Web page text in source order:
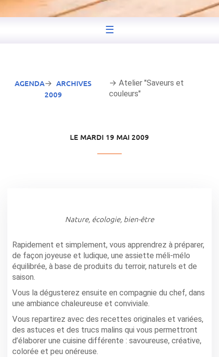
☰
AGENDA→ARCHIVES
2009
→ Atelier "Saveurs et
couleurs"
LE MARDI 19 MAI 2009
Nature, écologie, bien-être
Rapidement et simplement, vous apprendrez à préparer,
de façon joyeuse et ludique, une assiette méli-mélo
équilibrée, à base de produits du terroir, naturels et de
saison.
Vous la dégusterez ensuite en compagnie du chef, dans
une ambiance chaleureuse et conviviale.
Vous repartirez avec des recettes originales et variées,
des astuces et des trucs malins qui vous permettront
d’élaborer une cuisine différente : savoureuse, créative,
colorée et peu onéreuse.